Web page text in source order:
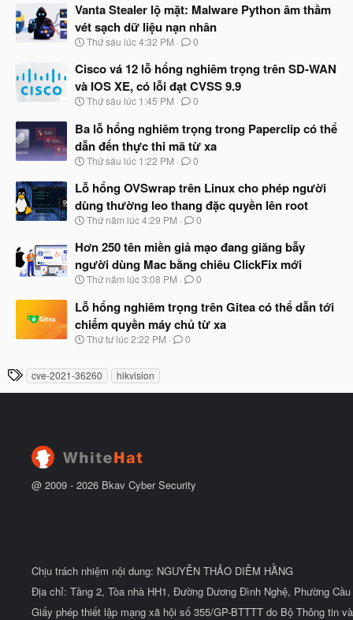
Vanta Stealer lộ mặt: Malware Python âm thầm
vét sạch dữ liệu nạn nhân
N
à
b
ắ
đ
ầ
u
Thứ sáu lúc 4:32 PM 0
Cisco vá 12 lỗ hổng nghiêm trọng trên SD-WAN
và IOS XE, có lỗi đạt CVSS 9.9
N
à
y
b
ắ
đ
ầ
u
Thứ sáu lúc 1:45 PM 0
Ba lỗ hổng nghiêm trọng trong Paperclip có thể
dẫn đến thực thi mã từ xa
N
à
b
ắ
đ
ầ
u
Thứ sáu lúc 1:22 PM 0
Lỗ hổng OVSwrap trên Linux cho phép người
dùng thường leo thang đặc quyền lên root
N
à
b
ắ
đ
ầ
u
Thứ năm lúc 4:29 PM 0
Hơn 250 tên miền giả mạo đang giăng bẫy
người dùng Mac bằng chiêu ClickFix mới
N
à
y
b
ắ
đ
ầ
u
Thứ năm lúc 3:08 PM 0
Lỗ hổng nghiêm trọng trên Gitea có thể dẫn tới
chiếm quyền máy chủ từ xa
N
y
u
Thứ tư lúc 2:22 PM 0
T
h
cve-2021-36260 hikvision
@ 2009 - 2026 Bkav Cyber Security
Chịu trách nhiệm nội dung: NGUYỄN THẢO DIỄM HẰNG
Địa chỉ: Tầng 2, Tòa nhà HH1, Đường Dương Đình Nghệ, Phường
Giấy phép thiết lập mạng xã hội số 355/GP-BTTTT do Bộ Thông tin